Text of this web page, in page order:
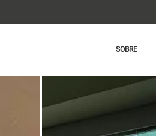
SOBRE